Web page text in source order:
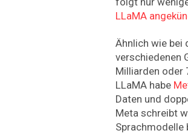
LLaMA
Ähnlich wie bei
verschiedenen
Milliarden oder
LLaMA habe
Daten und
Meta schreibt
Sprachmodelle